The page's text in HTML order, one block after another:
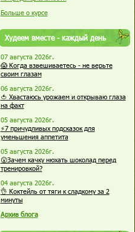
Больше о курсе
Худеем вместе - каждый день
07 августа 2026г.
😱 Когда взвешиваетесь - не верьте
своим глазам
06 августа 2026г.
🍅 Хвастаюсь урожаем и открываю глаза
на факт
05 августа 2026г.
⚡7 причудливых подсказок для
уменьшения аппетита
05 августа 2026г.
😮Зачем качку нюхать шоколад перед
тренировкой?
04 августа 2026г.
👌 Коктейль от тяги к сладкому за 2
минуты
Архив блога